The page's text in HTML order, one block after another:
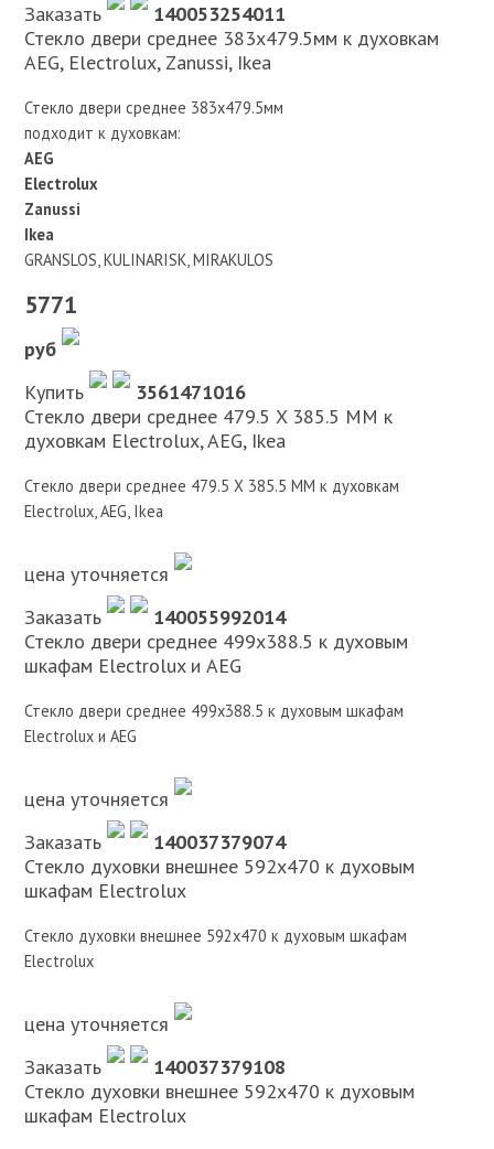
Заказать
140053254011
Стекло двери среднее 383х479.5мм к духовкам
AEG, Electrolux, Zanussi, Ikea
Стекло двери среднее 383х479.5мм
подходит к духовкам:
AEG
Electrolux
Zanussi
Ikea
GRANSLOS, KULINARISK, MIRAKULOS
5771
руб
Купить
3561471016
Стекло двери среднее 479.5 X 385.5 MM к
духовкам Electrolux, AEG, Ikea
Стекло двери среднее 479.5 X 385.5 MM к духовкам
Electrolux, AEG, Ikea
цена уточняется
Заказать
140055992014
Стекло двери среднее 499х388.5 к духовым
шкафам Electrolux и AEG
Стекло двери среднее 499х388.5 к духовым шкафам
Electrolux и AEG
цена уточняется
Заказать
140037379074
Стекло духовки внешнее 592х470 к духовым
шкафам Electrolux
Стекло духовки внешнее 592х470 к духовым шкафам
Electrolux
цена уточняется
Заказать
140037379108
Стекло духовки внешнее 592х470 к духовым
шкафам Electrolux